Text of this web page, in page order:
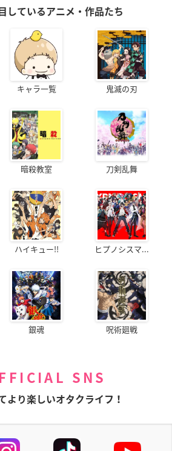
しているアニメ・作品たち
キャラ一覧 鬼滅の刃
暗殺教室 刀剣乱舞
ハイキュー!! ヒプノシスマ...
銀魂 呪術廻戦
SNS
より楽しいオタクライフ！